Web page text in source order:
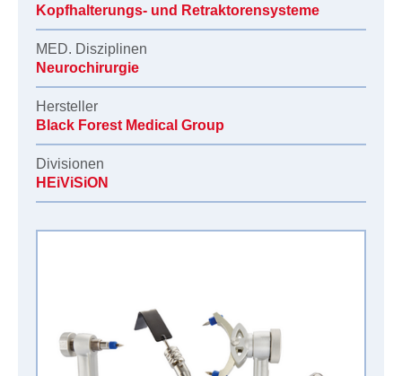
Kopfhalterungs- und Retraktorensysteme
MED. Disziplinen
Neurochirurgie
Hersteller
Black Forest Medical Group
Divisionen
HEiViSiON